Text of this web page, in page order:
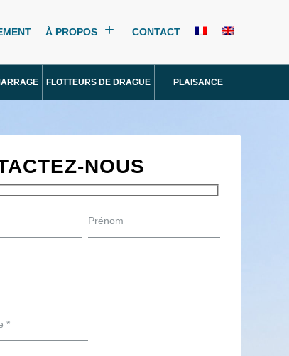
À PROPOS CONTACT
FLOTTEURS DE DRAGUE PLAISANCE
NOUS